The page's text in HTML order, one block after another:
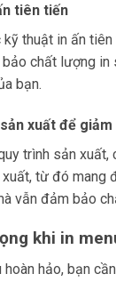
tiên tiến
kỹ thuật in ấn
chất lượng in
bạn.
xuất để giảm
trình sản xuất,
từ đó mang
vẫn đảm bảo
khi in
hảo, bạn